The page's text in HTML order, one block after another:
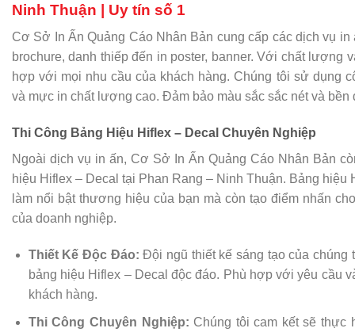
Ninh Thuận | Uy tín số 1
Cơ Sở In Ấn Quảng Cáo Nhân Bản cung cấp các dịch vụ
brochure, danh thiếp đến in poster, banner. Với chất lượng
hợp với mọi nhu cầu của khách hàng. Chúng tôi sử dụng
và mực in chất lượng cao. Đảm bảo màu sắc sắc nét và bền
Thi Công Bảng Hiệu Hiflex – Decal Chuyên Nghiệp
Ngoài dịch vụ in ấn, Cơ Sở In Ấn Quảng Cáo Nhân Bản
hiệu Hiflex – Decal tại Phan Rang – Ninh Thuận. Bảng hiệu
làm nổi bật thương hiệu của bạn mà còn tạo điểm nhấn
của doanh nghiệp.
Thiết Kế Độc Đáo: Đội ngũ thiết kế sáng tạo của chúng
bảng hiệu Hiflex – Decal độc đáo. Phù hợp với yêu cầu
khách hàng.
Thi Công Chuyên Nghiệp: Chúng tôi cam kết sẽ thực